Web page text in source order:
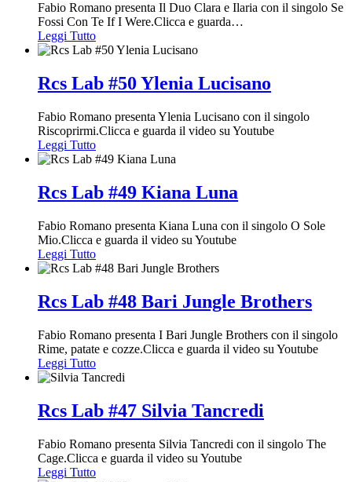
Fabio Romano presenta Il Duo Clara e Ilaria con il singolo Se
Fossi Con Te If I Were.Clicca e guarda…
Leggi Tutto
Rcs Lab #50 Ylenia Lucisano
Fabio Romano presenta Ylenia Lucisano con il singolo
Riscoprirmi.Clicca e guarda il video su Youtube
Leggi Tutto
Rcs Lab #49 Kiana Luna
Fabio Romano presenta Kiana Luna con il singolo O Sole
Mio.Clicca e guarda il video su Youtube
Leggi Tutto
Rcs Lab #48 Bari Jungle Brothers
Fabio Romano presenta I Bari Jungle Brothers con il singolo
Rime, patate e cozze.Clicca e guarda il video su Youtube
Leggi Tutto
Rcs Lab #47 Silvia Tancredi
Fabio Romano presenta Silvia Tancredi con il singolo The
Cage.Clicca e guarda il video su Youtube
Leggi Tutto